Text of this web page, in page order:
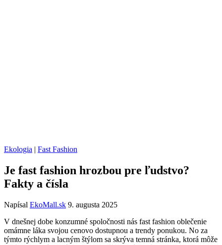
Ekologia | Fast Fashion
Je fast fashion hrozbou pre ľudstvo?
Fakty a čísla
Napísal EkoMall.sk 9. augusta 2025
V dnešnej dobe konzumné spoločnosti nás fast fashion oblečenie
omámne láka svojou cenovo dostupnou a trendy ponukou. No za
týmto rýchlym a lacným štýlom sa skrýva temná stránka, ktorá môže